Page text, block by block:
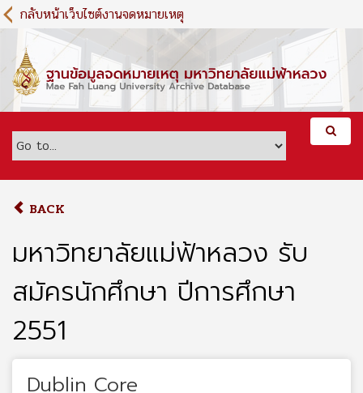
S
k
m
c
กลับหน้าเว็บไซต์งานจดหมายเหตุ
BACK
มหาวิทยาลัยแม่ฟ้าหลวง รับ
สมัครนักศึกษา ปีการศึกษา
2551
Dublin Core